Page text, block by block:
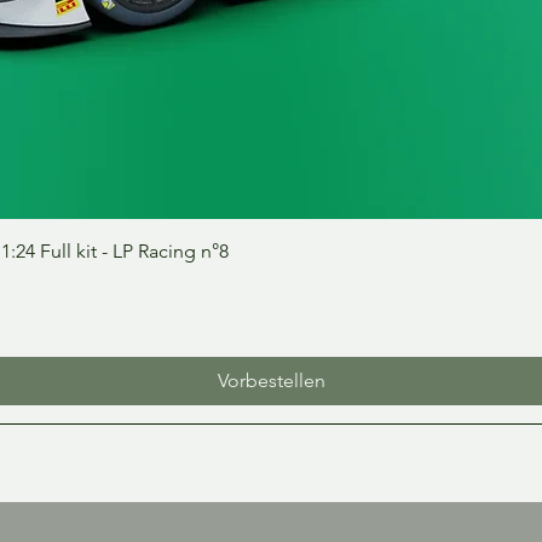
Schnellansicht
Full kit - LP Racing n°8
Vorbestellen